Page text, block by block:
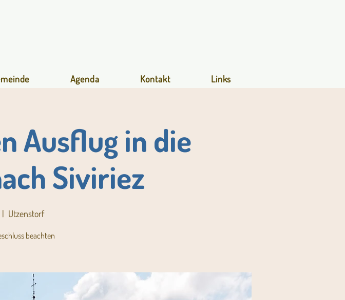
Agenda Kontakt Links
Ausflug in die
Siviriez
|
Utzenstorf
beachten